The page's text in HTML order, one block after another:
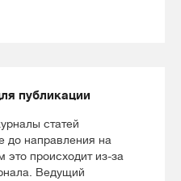
публикации
статей
до направления на
это происходит из-за
Ведущий